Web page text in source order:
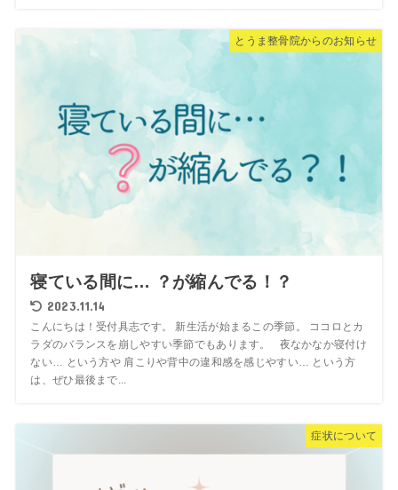
とうま整骨院からのお知らせ
寝ている間に… ？が縮んでる！？
2023.11.14
こんにちは！受付具志です。 新生活が始まるこの季節。 ココロとカ
ラダのバランスを崩しやすい季節でもあります。 夜なかなか寝付け
ない… という方や 肩こりや背中の違和感を感じやすい… という方
は、ぜひ最後まで...
症状について